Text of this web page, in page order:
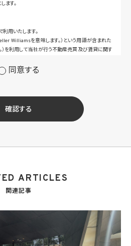
ます。
用いたします。
Williamsを意味します。）という用語が含まれた
。）を利用して当社が行う不動産売買及び賃貸に関す
のため
ポリシー等（以下「規約等」といいます。）に違反す
に対し個人情報（(i)当社サービスにおける顧客に関
加盟店の業務に従事する個人を意味します。また、
われる物件に関する情報について、当社、KWライ
て事業を行う事業者のポータルサイト、ウェブ広
開するため
職員の個人情報について）、並びに人材採用活動
同意する
確認する
ARTICLES
関連記事